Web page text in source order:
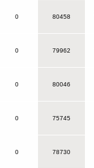
0 80458
0 79962
0 80046
0 75745
0 78730